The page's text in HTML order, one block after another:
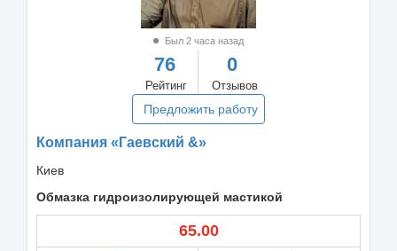
Был 2 часа назад
76
Рейтинг
0
Отзывов
Предложить работу
Компания «Гаевский &»
Киев
Обмазка гидроизолирующей мастикой
65.00